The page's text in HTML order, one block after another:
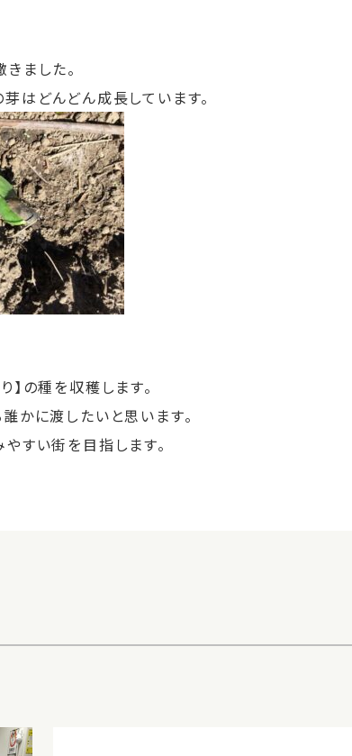
ました。
はどんどん成長しています。
】の種を収穫します。
かに渡したいと思います。
すい街を目指します。